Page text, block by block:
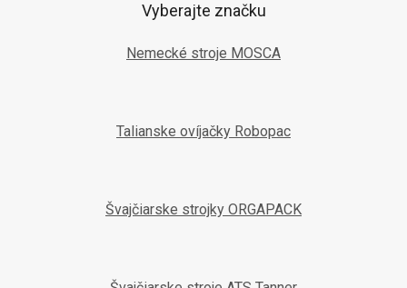
Vyberajte značku
Nemecké stroje MOSCA
Talianske ovíjačky Robopac
Švajčiarske strojky ORGAPACK